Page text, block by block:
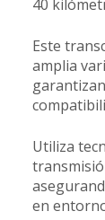
40
Este
amplia
Utiliza
en